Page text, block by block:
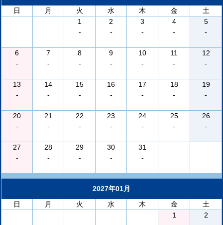
日
月 火 水 木 金
土
1
-
2
-
3
-
4
-
5
-
6
-
7
-
8
-
9
-
10
-
11
-
12
-
13
-
14
-
15
-
16
-
17
-
18
-
19
-
20
-
21
-
22
-
23
-
24
-
25
-
26
-
27
-
28
-
29
-
30
-
31
-
2027年01月
日
月 火 水 木 金
土
1
2